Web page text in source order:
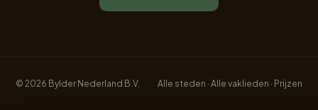
© 2026 Bylder Nederland B.V. Alle steden · Alle vaklieden · Prijzen